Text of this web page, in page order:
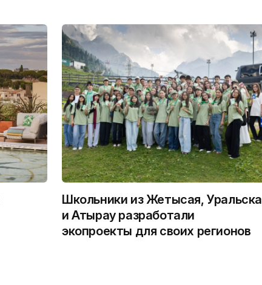
Школьники из Жетысая, Уральска
и Атырау разработали
экопроекты для своих регионов